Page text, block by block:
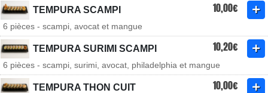
TEMPURA SCAMPI 10,00€
6 pièces - scampi, avocat et mangue
TEMPURA SURIMI SCAMPI 10,20€
6 pièces - scampi, surimi, avocat, philadelphia et mangue
TEMPURA THON CUIT 10,00€